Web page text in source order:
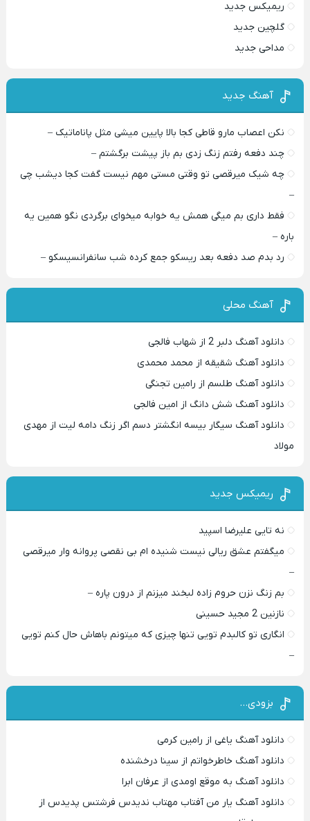
ریمیکس جدید
گلچین جدید
مداحی جدید
آهنگ جدید
نکن اعصاب مارو قاطی کجا بالا پایین میشی مثل پاناماتیک –
چند دفعه رفتم زنگ زدی بم باز پیشت برگشتم –
چه شیک میرقصی تو وقتی مستی مهم نیست گفت کجا دیشب چی
–
فقط داری بم میگی همش یه خوابه میخوای برگردی نگو همین یه
باره –
رد بدم صد دفعه بعد ریسکو جمع کرده شب سانفرانسیسکو –
آهنگ محلی
دانلود آهنگ دلبر 2 از شهاب فالجی
دانلود آهنگ شقیقه از محمد محمدی
دانلود آهنگ طلسم از رامین تجنگی
دانلود آهنگ شش دانگ از امین فالجی
دانلود آهنگ سیگار بیسه انگشتر دسم اگر زنگ دامه لیت از مهدی
مولاد
ریمیکس جدید
نه تایی علیرضا اسپید
میگفتم عشق ریالی نیست شنیده ام بی نقصی پروانه وار میرقصی
–
بم زنگ نزن حروم زاده لبخند میزنم از درون پاره –
نازنین 2 مجید حسینی
انگاری تو کالبدم تویی تنها چیزی که میتونم باهاش حال کنم تویی
–
بزودی…
دانلود آهنگ یاغی از رامین کرمی
دانلود آهنگ خاطرخواتم از سینا درخشنده
دانلود آهنگ به موقع اومدی از عرفان ابرا
دانلود آهنگ یار من آفتاب مهتاب ندیدس فرشتس پدیدس از